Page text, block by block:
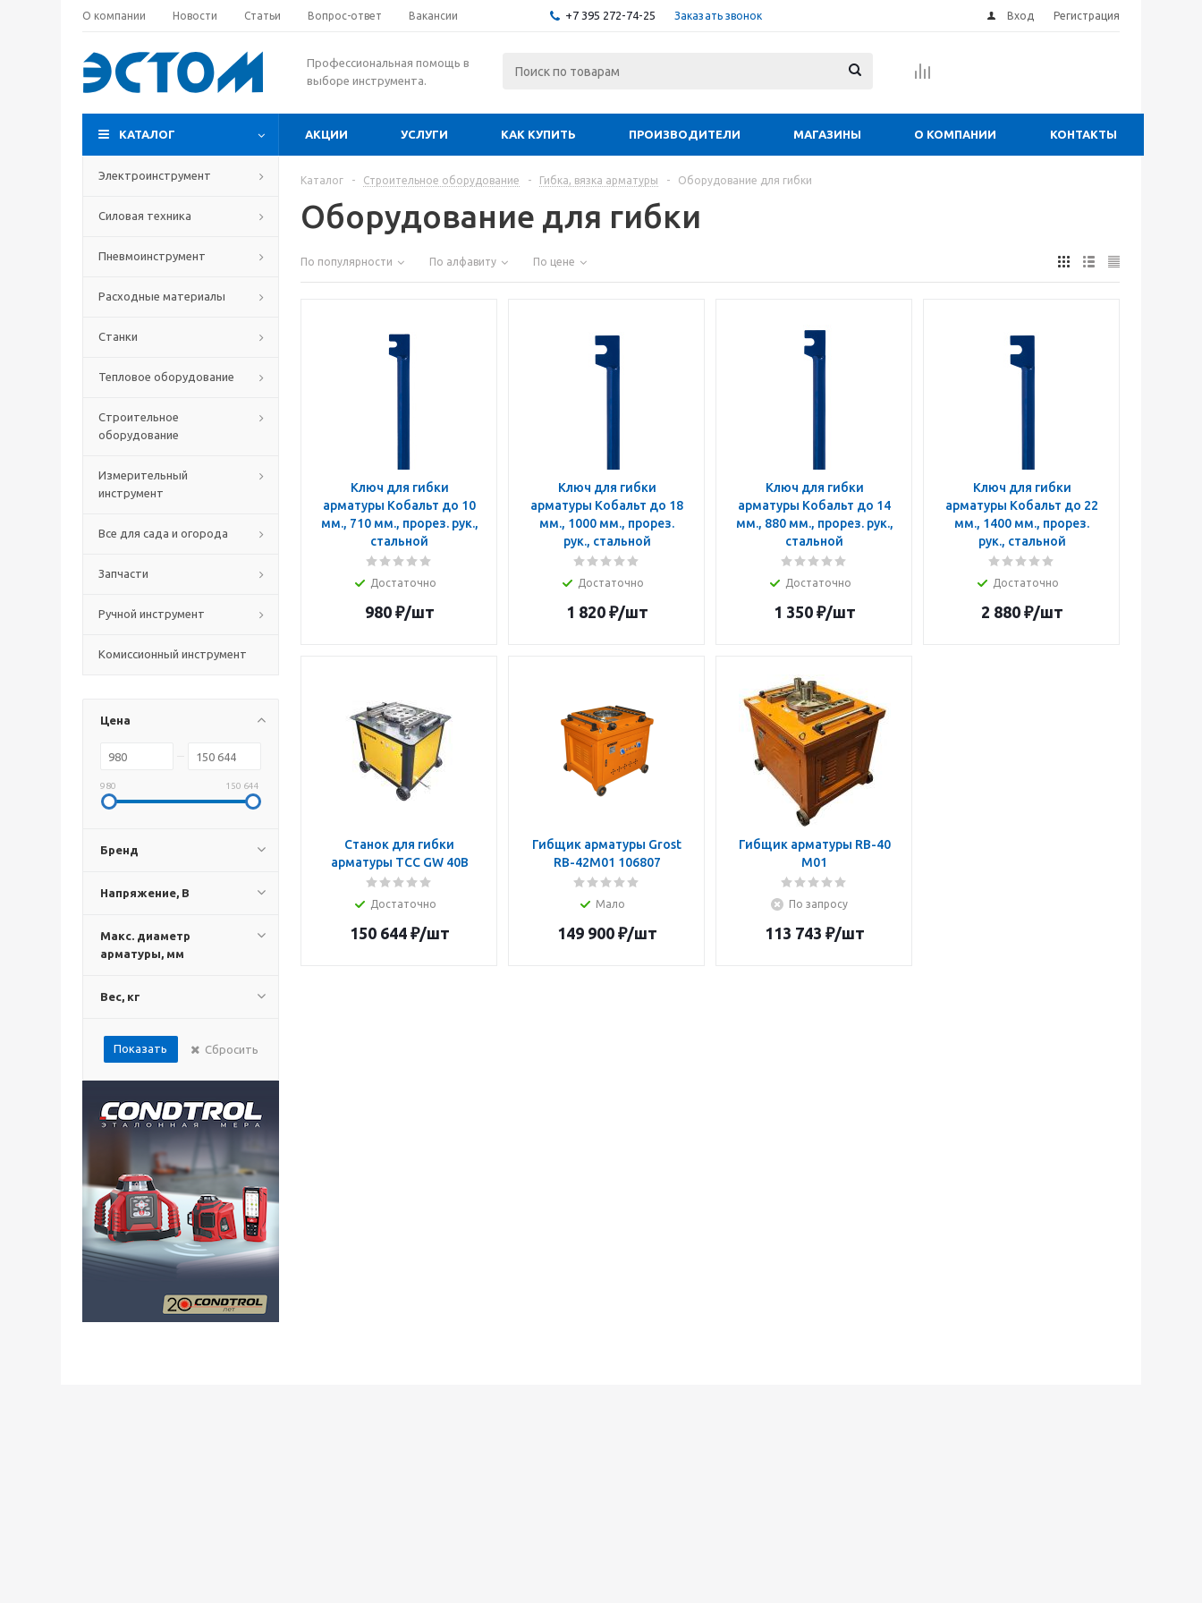
О компании Новости Статьи Вопрос-ответ Вакансии +7 395 272-74-25 Заказать звонок Вход Регистрация
Профессиональная помощь в
выборе инструмента.
КАТАЛОГ АКЦИИ УСЛУГИ КАК КУПИТЬ ПРОИЗВОДИТЕЛИ МАГАЗИНЫ О КОМПАНИИ КОНТАКТЫ
Электроинструмент
Силовая техника
Пневмоинструмент
Расходные материалы
Станки
Тепловое оборудование
Строительное
оборудование
Измерительный
инструмент
Все для сада и огорода
Запчасти
Ручной инструмент
Комиссионный инструмент
Цена
980 150 644
Бренд
Напряжение, В
Макс. диаметр
арматуры, мм
Вес, кг
Показать Сбросить
Каталог - Строительное оборудование - Гибка, вязка арматуры - Оборудование для гибки
Оборудование для гибки
По популярности По алфавиту По цене
Ключ для гибки
арматуры Кобальт до 10
мм., 710 мм., прорез. рук.,
стальной
Достаточно
980₽/шт
Ключ для гибки
арматуры Кобальт до 18
мм., 1000 мм., прорез.
рук., стальной
Достаточно
1 820₽/шт
Ключ для гибки
арматуры Кобальт до 14
мм., 880 мм., прорез. рук.,
стальной
Достаточно
1 350₽/шт
Ключ для гибки
арматуры Кобальт до 22
мм., 1400 мм., прорез.
рук., стальной
Достаточно
2 880₽/шт
Станок для гибки
арматуры ТСС GW 40B
Достаточно
150 644₽/шт
Гибщик арматуры Grost
RB-42М01 106807
Мало
149 900₽/шт
Гибщик арматуры RB-40
M01
По запросу
113 743 ₽/шт